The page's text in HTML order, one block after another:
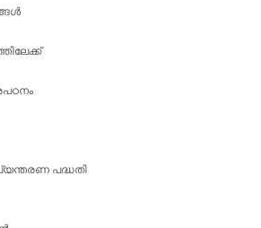
പദ്ധതി